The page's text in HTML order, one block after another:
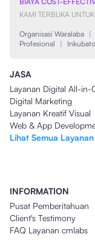
KAMI TERBUKA
Organisasi Waralaba |
Profesional
|
JASA
Layanan Digital All-in-
Digital Marketing
Layanan Kreatif Visual
Web & App
Lihat Semua Layanan
INFORMATION
Pusat Pemberitahuan
Client's Testimony
FAQ Layanan cmlabs